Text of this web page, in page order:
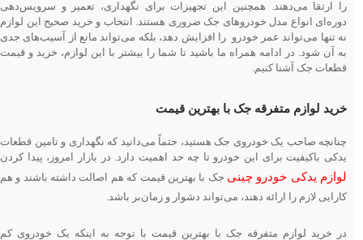
را ارتقا می‌دهند. همچنین این تجهیزات برای نگهداری، تعمیر و سرویس‌د‌هی
دوره‌ای انواع مدل خودروهای جک ضروری هستند. انتخاب و خرید صحیح این لوازم
نه تنها می‌تواند عمر خودرو را افزایش دهد، بلکه می‌تواند مانع از آسیب‌های جدی
به آن شود. در ادامه همراه ما باشید تا شما را بیشتر با این لوازم، خرید و قیمت
قطعات جک آشنا کنیم.
خرید لوازم متفرقه جک با بهترین قیمت
چنانچه صاحب یک خودروی جک هستید، حتماً می‌دانید که نگهداری و تامین قطعات
یدکی باکیفیت برای این خودرو تا چه حد اهمیت دارد. در بازار امروز، پیدا کردن
لوازم یدکی خودرو چینیجک با بهترین قیمت که هم اصالت داشته باشند و هم
کارایی لازم را ارائه دهند، می‌تواند دشوار و زمان‌بر باشد.
در خرید لوازم متفرقه جک با بهترین قیمت با توجه به اینکه یک خودروی کم